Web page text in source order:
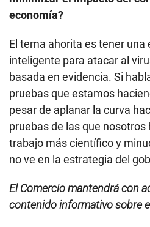
pruebas que estamos
pruebas de las que nosotros
trabajo más científico y
no ve en la estrategia del
El Comercio mantendrá con
contenido informativo sobre
¿Qué es un